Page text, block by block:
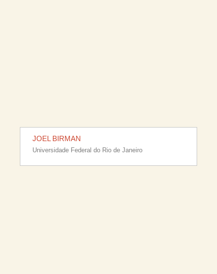
JOEL BIRMAN
Universidade Federal do Rio de Janeiro